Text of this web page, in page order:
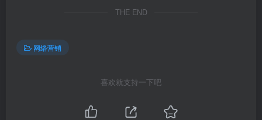
THE END
网络营销
喜欢就支持一下吧